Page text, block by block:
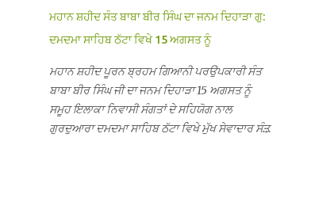
ਜਾਪਦੀ ਹੈ। ਇਸ ਮੌਕੇ ਸਕੂਲ ਸਟਾਫ ਮੈਂਬਰਾਂ ਅੰਜੂ ਬਾਲਾ,
ਟੋਡਰਵਾਲ ਨੇ ਦੱਸਿਆ ਕਿ ਸਕੂਲ ਵਿੱਚ ਪਿਛਲੇ ਸਾਲ ਤਿੰਨ ਏ.
ਸੀ. ਲਾਉਣ ਦੀ ਸੇਵਾ ਸੀ.ਐੱਚ.ਟੀ. ਰਾਮ ਸਿੰਘ ਵੱਲੋਂ ਕੀਤੀ ਗਈ
ਸੀ ਜਿਸ ਦੀ ਮਾਪਿਆਂ ਨੇ ਖੂਬ ਪ੍ਰਸੰਸਾ ਕੀਤੀ ਸੀ। ਉਨ੍ਹਾਂ
ਦੱਸਿਆ ਕਿ ਏਸੀ ਚੋਰੀ ਹੋਣ ਨਾਲ ਬੱਚਿਆਂ ਦੇ ਮਾਪਿਆਂ ਵਿੱਚ
ਭਾਰੀ ਰੋਸ ਹੈ ਅਤੇ ਉਨ੍ਹਾਂ ਨੇ ਪੁਲਿਸ ਪ੍ਰਸ਼ਾਸਨ ਤੋਂ ਤਰੁੰਤ
ਮਹਾਨ ਸ਼ਹੀਦ ਸੰਤ ਬਾਬਾ ਬੀਰ ਸਿੰਘ ਦਾ ਜਨਮ ਦਿਹਾੜਾ ਗੁ:
ਦਮਦਮਾ ਸਾਹਿਬ ਠੱਟਾ ਵਿਖੇ 15 ਅਗਸਤ ਨੂੰ
ਮਹਾਨ ਸ਼ਹੀਦ ਪੂਰਨ ਬ੍ਰਹਮ ਗਿਆਨੀ ਪਰਉਪਕਾਰੀ ਸੰਤ
ਬਾਬਾ ਬੀਰ ਸਿੰਘ ਜੀ ਦਾ ਜਨਮ ਦਿਹਾੜਾ 15 ਅਗਸਤ ਨੂੰ
ਸਮੂਹ ਇਲਾਕਾ ਨਿਵਾਸੀ ਸੰਗਤਾਂ ਦੇ ਸਹਿਯੋਗ ਨਾਲ
ਗੁਰਦੁਆਰਾ ਦਮਦਮਾ ਸਾਹਿਬ ਠੱਟਾ ਵਿਖੇ ਮੁੱਖ ਸੇਵਾਦਾਰ ਸੰਤ